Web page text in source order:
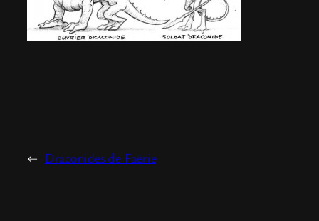
← Draconides de Faërie